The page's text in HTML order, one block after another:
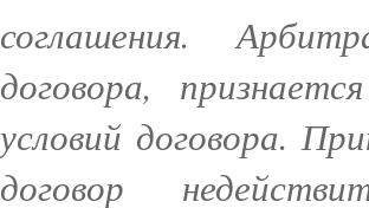
соглашения.
договора,
условий договора.
договор